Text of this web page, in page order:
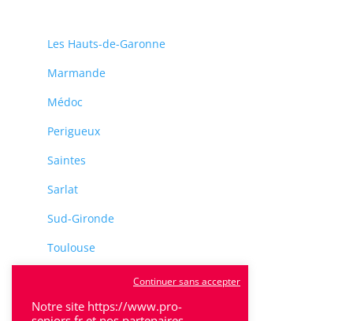
Les Hauts-de-Garonne
Marmande
Médoc
Perigueux
Saintes
Sarlat
Sud-Gironde
Toulouse
Villeneuve-Sur-Lot
Notre site https://www.pro-
Continuer sans accepter